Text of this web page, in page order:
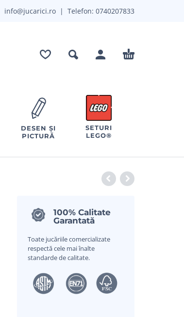
info@jucarici.ro | Telefon: 0740207833
DESEN ȘI
PICTURĂ
SETURI
LEGO®
100% Calitate
Garantată
Toate jucăriile comercializate
respectă cele mai înalte
standarde de calitate.